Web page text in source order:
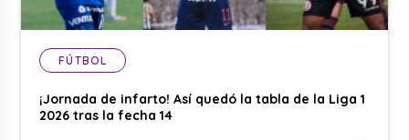
FÚTBOL
¡Jornada de infarto! Así quedó la tabla de la Liga 1
2026 tras la fecha 14